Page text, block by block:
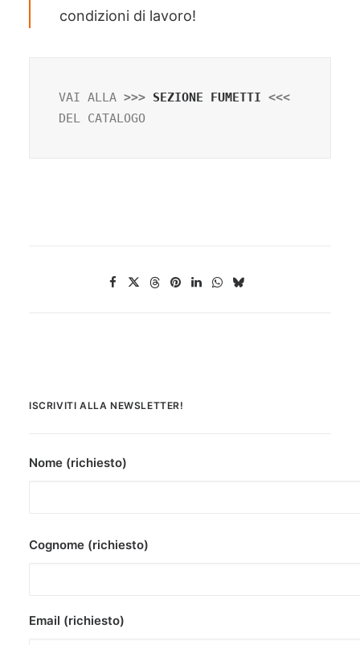
condizioni di lavoro!
VAI ALLA >>> SEZIONE FUMETTI
DEL CATALOGO
ISCRIVITI ALLA NEWSLETTER!
Nome (richiesto)
Cognome (richiesto)
Email (richiesto)